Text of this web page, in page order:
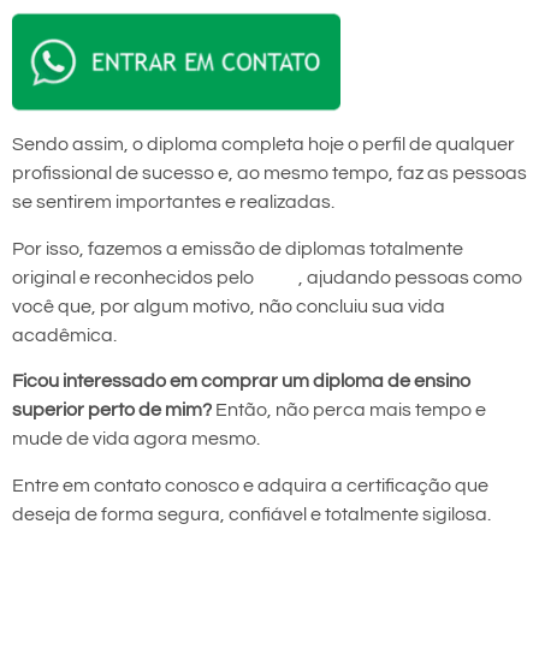
Sendo assim, o diploma completa hoje o perfil de qualquer
profissional de sucesso e, ao mesmo tempo, faz as pessoas
se sentirem importantes e realizadas.
Por isso, fazemos a emissão de diplomas totalmente
original e reconhecidos pelo
, ajudando pessoas como
você que, por algum motivo, não concluiu sua vida
acadêmica.
Ficou interessado em comprar um diploma de ensino
superior perto de mim? Então, não perca mais tempo e
mude de vida agora mesmo.
Entre em contato conosco e adquira a certificação que
deseja de forma segura, confiável e totalmente sigilosa.